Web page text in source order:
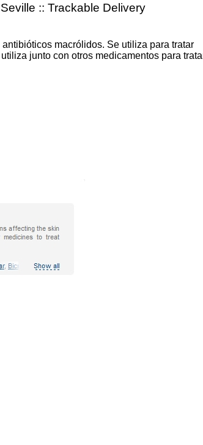
:: Trackable Delivery
macrólidos. Se utiliza para tratar
junto con otros medicamentos para